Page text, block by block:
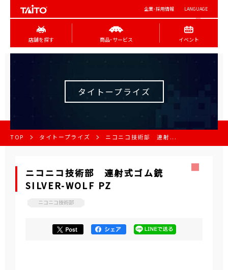
企業･採用情報 LANGUAGE
店舗を探す 商品･サービス イベント
タイトープライズ
TOP タイトープライズ ニコニコ技術部 連射...
ニコニコ技術部 連射式ゴム銃
SILVER-WOLF PZ
ニコニコ技術部